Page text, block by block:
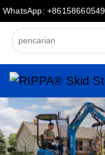
WhatsApp: